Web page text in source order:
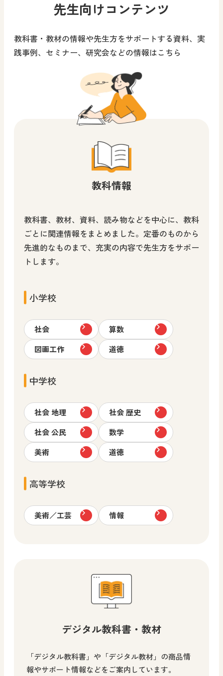
小学校 図画工作
者向け
者向け
考える力を身に付けること
先生、児童生徒、保護
図工を愛するすべての人に
小学校 図画工作
最新話（第6回）公開中！！
先生向け
展覧会やワークショップな
どを開催！
中学校 美術
高等学校 美術／工芸
先生向けコンテンツ
教科書・教材の情報や先生方をサポートする資料、実
践事例、セミナー、研究会などの情報はこちら
教科情報
教科書、教材、資料、読み物などを中心に、教科
ごとに関連情報をまとめました。定番のものから
先進的なものまで、充実の内容で先生方をサポー
トします。
小学校
社会
算数
図画工作
道徳
中学校
社会 地理
社会 歴史
社会 公民
数学
美術
道徳
高等学校
美術／工芸 情報
デジタル教科書・教材
「デジタル教科書」や「デジタル教材」の商品情
報やサポート情報などをご案内しています。